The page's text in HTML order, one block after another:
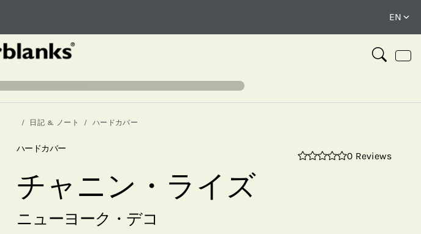
日記 & ノート ハードカバー
ハードカバー
0 Reviews
チャニン・ライズ
ニューヨーク・デコ